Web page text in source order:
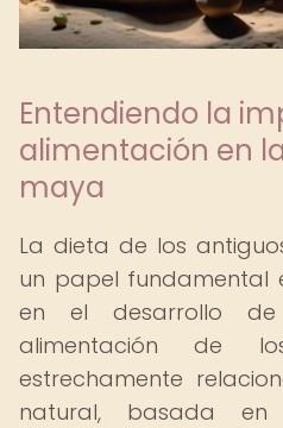
Entendiendo la
alimentación en
maya
La dieta de los
un papel fundamental
en el desarrollo de
alimentación de
estrechamente
natural, basada